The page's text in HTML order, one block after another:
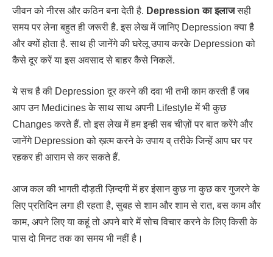
जीवन को नीरस और कठिन बना देती है. Depression का इलाजसही
समय पर लेना बहुत ही जरूरी है. इस लेख में जानिए Depression क्या है
और क्यों होता है. साथ ही जानेंगे की घरेलू उपाय करके Depression को
कैसे दूर करें या इस अवसाद से बाहर कैसे निकलें.
ये सच है की Depression दूर करने की दवा भी तभी काम करती हैं जब
आप उन Medicines के साथ साथ अपनी Lifestyle में भी कुछ
Changes करते हैं. तो इस लेख में हम इन्ही सब चीज़ों पर बात करेंगे और
जानेंगे Depression को ख़त्म करने के उपाय व् तरीके जिन्हें आप घर पर
रहकर ही आराम से कर सकते हैं.
आज कल की भागती दौड़ती ज़िन्दगी में हर इंसान कुछ ना कुछ कर गुजरने के
लिए प्रतिदिन लगा ही रहता है, सुबह से शाम और शाम से रात, बस काम और
काम, अपने लिए या कहूं तो अपने बारे में सोच विचार करने के लिए किसी के
पास दो मिनट तक का समय भी नहीं है।